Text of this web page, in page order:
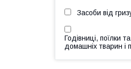
Засоби від
Годівниці, поїлки
домашніх тварин і